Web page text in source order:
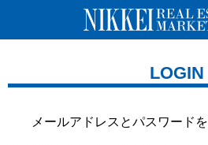
LOGIN
メールアドレスとパスワードを